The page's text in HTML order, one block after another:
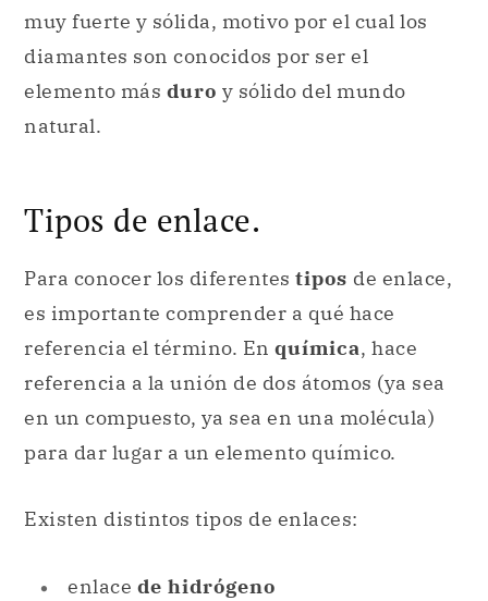
muy fuerte y sólida, motivo por el cual los
diamantes son conocidos por ser el
elemento más duro y sólido del mundo
natural.
Tipos de enlace.
Para conocer los diferentes tipos de enlace,
es importante comprender a qué hace
referencia el término. En química, hace
referencia a la unión de dos átomos (ya sea
en un compuesto, ya sea en una molécula)
para dar lugar a un elemento químico.
Existen distintos tipos de enlaces:
enlace de hidrógeno